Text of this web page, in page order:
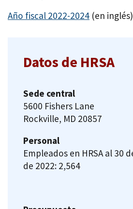
Año fiscal 2022-2024 (en inglés)
Datos de HRSA
Sede central
5600 Fishers Lane
Rockville, MD 20857
Personal
Empleados en HRSA al 30
de 2022: 2,564